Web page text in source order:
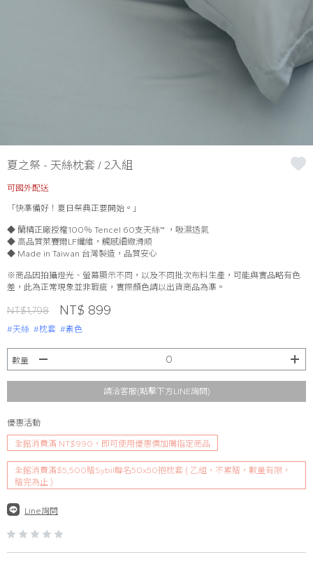
夏之祭 - 天絲枕套 / 2入組
可國外配送
「快準備好！夏日祭典正要開始。」
◆ 蘭精正廠授權100％ Tencel 60支天絲™ ，吸濕透氣
◆ 高品質萊賽爾LF纖維，觸感細緻滑順
◆ Made in Taiwan 台灣製造，品質安心
※商品因拍攝燈光、螢幕顯示不同，以及不同批次布料生產，可能與實品略有色
差，此為正常現象並非瑕疵，實際顏色請以出貨商品為準。
NT$1,798 NT$ 899
#天絲 #枕套 #素色
數量
請洽客服(點擊下方LINE詢問)
優惠活動
全館消費滿 NT$990，即可使用優惠價加購指定商品
全館消費滿$5,500贈Sybil聯名50x50抱枕套 ( 乙組，不累贈，數量有限，
贈完為止 )
Line詢問